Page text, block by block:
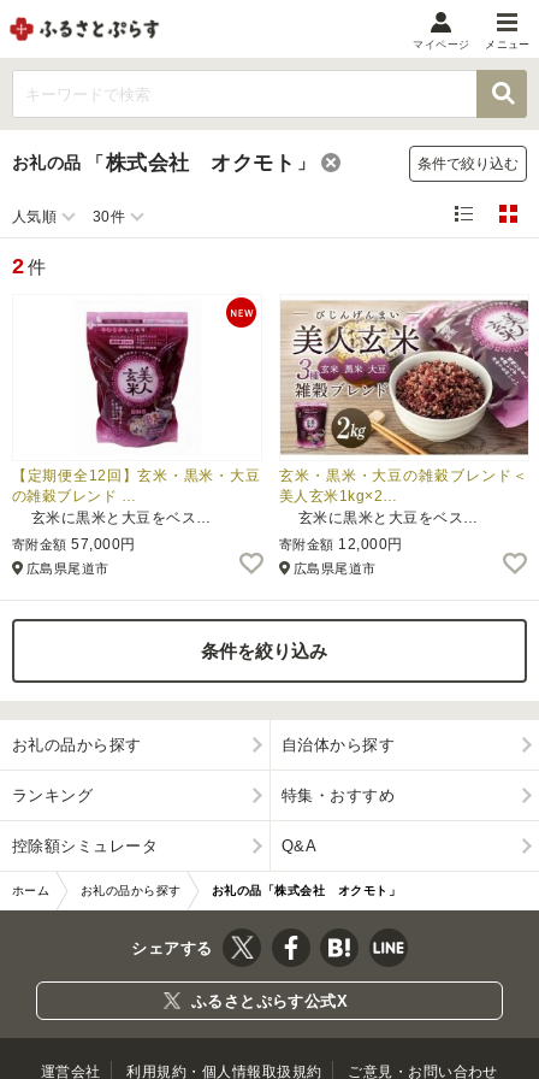
メニュー
マイメニュー
マイページ
メニュー
お礼の品から探す
お礼の品をカテゴリや金額で絞り込み
自治体から探す
特集・おすすめ
ふるさと納税とは
Q&A
マイページ
お礼の品 「株式会社 オクモト 」 条件で絞り込む
人気順 30件
2件
【定期便全12回】玄米・黒米・大豆
の雑穀ブレンド …
玄米に黒米と大豆をベス…
寄附金額 57,000円
広島県尾道市
玄米・黒米・大豆の雑穀ブレンド＜
美人玄米1kg×2…
玄米に黒米と大豆をベス…
寄附金額 12,000円
広島県尾道市
条件を絞り込み
お礼の品から探す 自治体から探す
ランキング 特集・おすすめ
控除額シミュレータ Q&A
ホーム お礼の品から探す お礼の品「株式会社 オクモト」
シェアする
ふるさとぷらす公式X
運営会社 利用規約・個人情報取扱規約 ご意見・お問い合わせ